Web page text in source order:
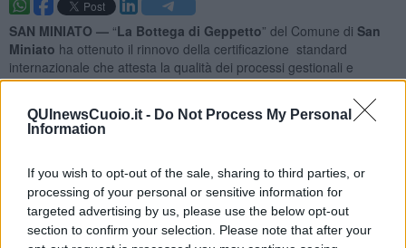
QUInewsCuoio.it - Do Not Process My Personal
Information
If you wish to opt-out of the sale, sharing to third parties, or
processing of your personal or sensitive information for
targeted advertising by us, please use the below opt-out
section to confirm your selection. Please note that after your
SAN MINIATO — “La Bottega di Geppetto” del Comune di San
Miniato ha ottenuto il rinnovo della certificazione standard
internazionale che attesta la qualità dei processi gestionali e
organizzativi.
Un risultato che conferma l’impegno nel settore educativo e
dei servizi per l’infanzia locale
bambini, le bambine, le famiglie e il personale educativo.